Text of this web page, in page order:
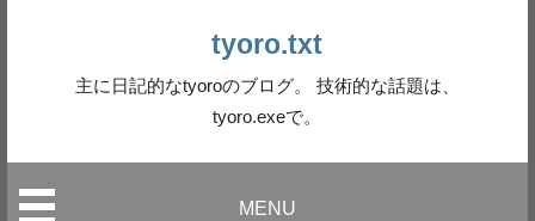
tyoro.txt
主に日記的なtyoroのブログ。 技術的な話題は、
tyoro.exeで。
MENU